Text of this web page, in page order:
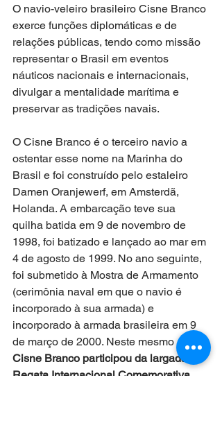
O navio-veleiro brasileiro Cisne Branco
exerce funções diplomáticas e de
relações públicas, tendo como missão
representar o Brasil em eventos
náuticos nacionais e internacionais,
divulgar a mentalidade marítima e
preservar as tradições navais.
O Cisne Branco é o terceiro navio a
ostentar esse nome na Marinha do
Brasil e foi construído pelo estaleiro
Damen Oranjewerf, em Amsterdã,
Holanda. A embarcação teve sua
quilha batida em 9 de novembro de
1998, foi batizado e lançado ao mar em
4 de agosto de 1999. No ano seguinte,
foi submetido à Mostra de Armamento
(cerimônia naval em que o navio é
incorporado à sua armada) e
incorporado à armada brasileira em 9
de março de 2000. Neste mesmo ano,
o
Cisne Branco participou da largada da
Regata Internacional Comemorativa